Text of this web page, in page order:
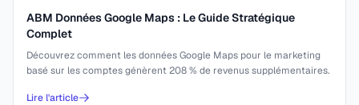
ABM Données Google Maps : Le Guide Stratégique
Complet
Découvrez comment les données Google Maps pour le marketing
basé sur les comptes génèrent 208 % de revenus supplémentaires.
Lire l'article